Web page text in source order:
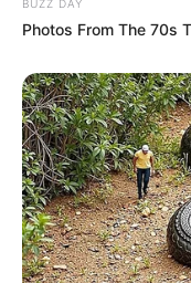
Le Pronostic
chevaux du
BUZZ DAY
Photos From The 70s